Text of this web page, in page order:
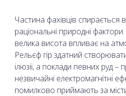
Частина фахівців спирається
раціональні природні
велика висота впливає на
Рельєф гір здатний
ілюзії, а поклади певних руд –
незвичайні електромагнітні
помилково приймають за